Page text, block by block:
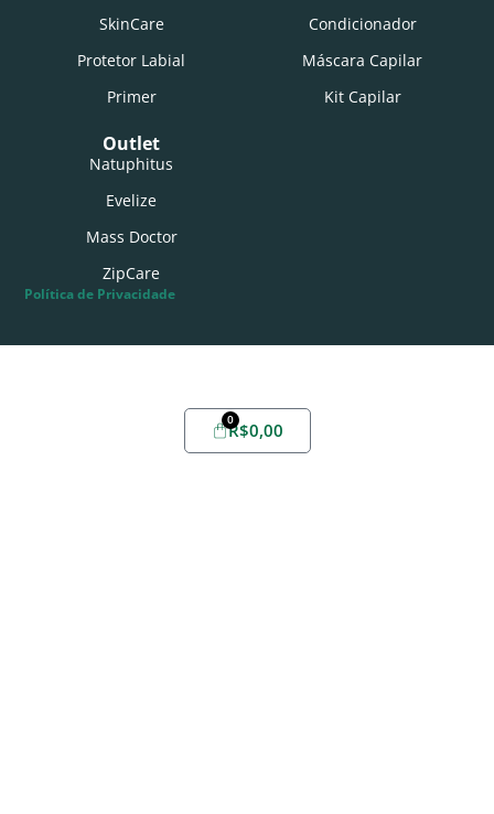
SkinCare
Protetor Labial
Primer
Condicionador
Máscara Capilar
Kit Capilar
Outlet
Natuphitus
Evelize
Mass Doctor
ZipCare
Política de Privacidade
R$0,00
0